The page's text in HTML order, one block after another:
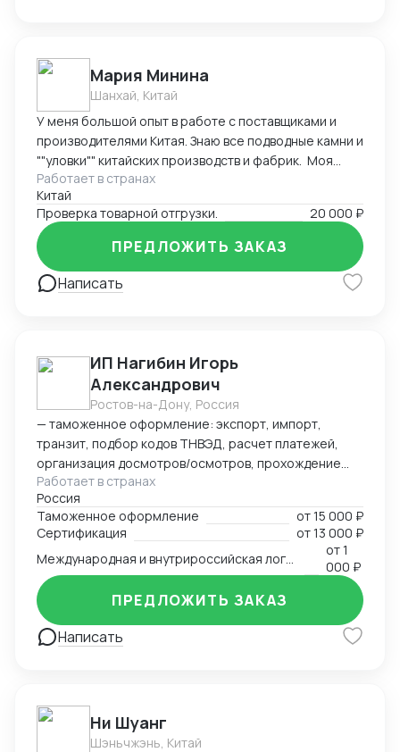
Мария Минина
Шанхай, Китай
У меня большой опыт в работе с поставщиками и
производителями Китая. Знаю все подводные камни и
""уловки"" китайских производств и фабрик. Моя
основная задача заключается в проверке отгрузки
товаров на соответствие договору и контроле
качества и количества товаров при отгрузке. Я также
контролирую количество товаров, чтобы убедиться,
что оно соответствует оговоренным условиям.
Работает в странах
Китай
Проверка товарной отгрузки.
20 000 ₽
Написать
ПРЕДЛОЖИТЬ ЗАКАЗ
ИП Нагибин Игорь
Александрович
Ростов-на-Дону, Россия
— таможенное оформление: экспорт, импорт,
транзит, подбор кодов ТНВЭД, расчет платежей,
организация досмотров/осмотров, прохождение
доп. проверок, возврат обеспечения; — логистика:
авто, авиа, морской транспорт, ж/д; — консалтинг
и сопровождение по таможенным процедурам,
валютному контролю и бухгалтерии;
— бухгалтерский аутсорсинг; — получение
разрешительной документации: сертификаты,
разрешения.
Работает в странах
Россия
Таможенное оформление
от15 000 ₽
Сертификация
от13 000 ₽
от1
000 ₽
Написать
ПРЕДЛОЖИТЬ ЗАКАЗ
Ни Шуанг
Шэньчжэнь, Китай